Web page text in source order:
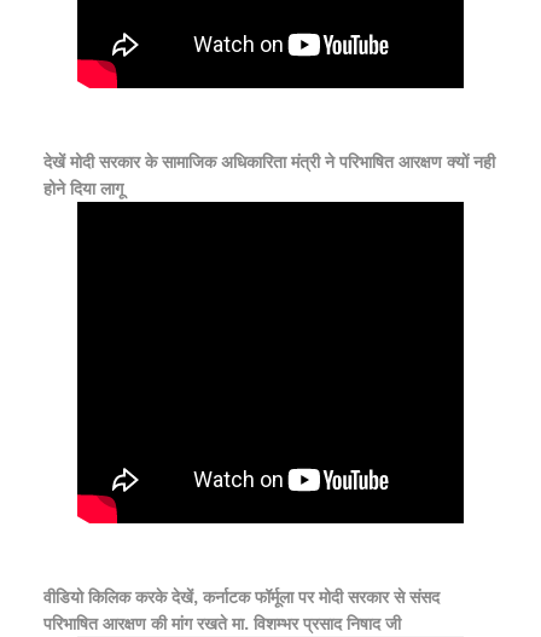
देखें मोदी सरकार के सामाजिक अधिकारिता मंत्री ने परिभाषित आरक्षण क्यों नही
होने दिया लागू
वीडियो किलिक करके देखें, कर्नाटक फॉर्मूला पर मोदी सरकार से संसद
परिभाषित आरक्षण की मांग रखते मा. विशम्भर प्रसाद निषाद जी